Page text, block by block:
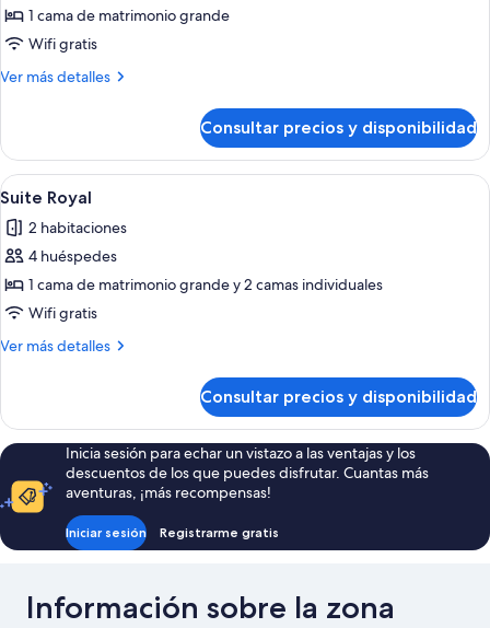
al
superior
con
1
o
individuales,
vistas
a
la
piscina
1 cama de matrimonio grande
Wifi gratis
Ver más detalles
Más
superior
con
1
doble
o
individuales,
vistas
la
Consultar precios y disponibilidad
Abrir
todas
las
fotos
de
Suite
Royal
Suite Royal | Minibar, caja fuerte,
11
Suite Royal
2 habitaciones
4 huéspedes
1 cama de matrimonio grande y 2 camas individuales
Wifi gratis
Ver más detalles
Más
Royal
Consultar precios y disponibilidad
Inicia sesión para echar un vistazo a las ventajas y los
descuentos de los que puedes disfrutar. Cuantas más
aventuras, ¡más recompensas!
Iniciar sesión Registrarme gratis
Información sobre la zona